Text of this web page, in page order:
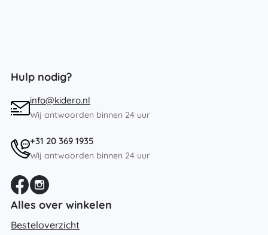
Hulp nodig?
info@kidero.nl
Wij antwoorden binnen 24 uur
+31 20 369 1935
Wij antwoorden binnen 24 uur
Alles over winkelen
Besteloverzicht